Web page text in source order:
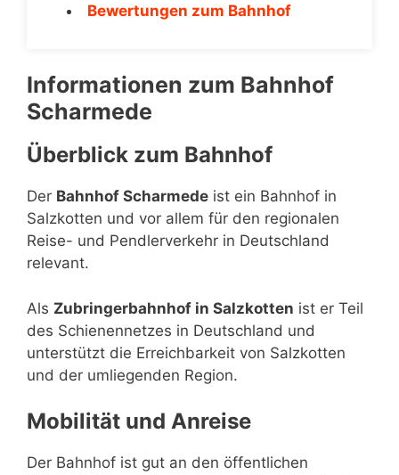
Bewertungen zum Bahnhof
Informationen zum Bahnhof
Scharmede
Überblick zum Bahnhof
Der Bahnhof Scharmede ist ein Bahnhof in
Salzkotten und vor allem für den regionalen
Reise- und Pendlerverkehr in Deutschland
relevant.
Als Zubringerbahnhof in Salzkotten ist er Teil
des Schienennetzes in Deutschland und
unterstützt die Erreichbarkeit von Salzkotten
und der umliegenden Region.
Mobilität und Anreise
Der Bahnhof ist gut an den öffentlichen